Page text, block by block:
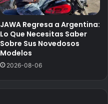
JAWA Regresa a Argentina:
Lo Que Necesitas Saber
Sobre Sus Novedosos
Modelos
2026-08-06